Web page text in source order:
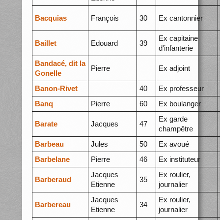
Bacquias François 30 Ex cantonnier
Baillet Edouard 39
Ex capitaine
d'infanterie
Bandacé, dit la
Gonelle
Pierre Ex adjoint
Banon-Rivet 40
Ex professeur
Banq
Pierre 60 Ex boulanger
Barate Jacques 47
Ex garde
champêtre
Barbeau
Jules 50
Ex avoué
Barbelane
Pierre 46 Ex instituteur
Barberaud
Jacques
Etienne
35
Ex roulier,
journalier
Barbereau
Jacques
Etienne
34
Ex roulier,
journalier